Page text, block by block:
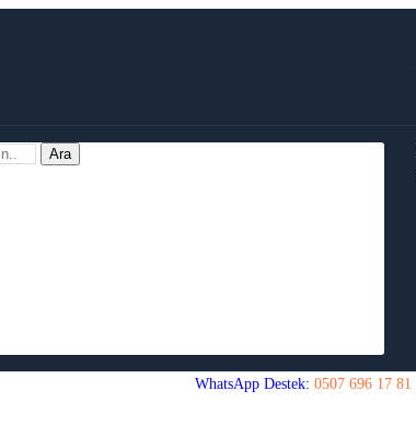
Ara
WhatsApp Destek: 0507 696 17 81